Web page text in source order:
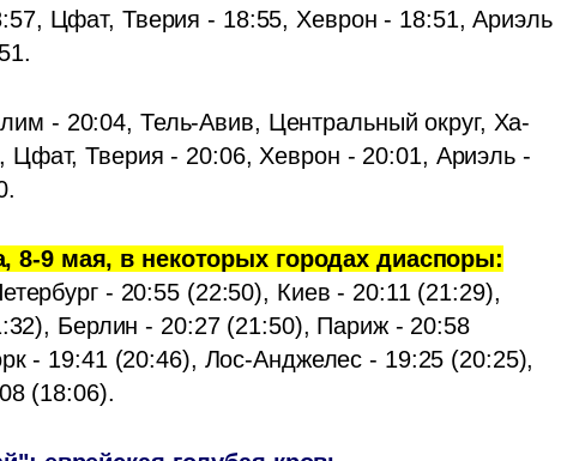
Цфат, Тверия - 18:55, Хеврон - 18:51, Ариэль
- 20:04, Тель-Авив, Центральный округ, Ха-
Тверия - 20:06, Хеврон - 20:01, Ариэль -
8-9 мая, в некоторых городах диаспоры:
- 20:55 (22:50), Киев - 20:11 (21:29),
Берлин - 20:27 (21:50), Париж - 20:58
- 19:41 (20:46), Лос-Анджелес - 19:25 (20:25),
(18:06).